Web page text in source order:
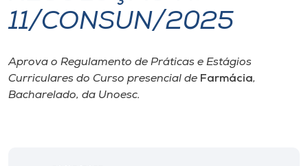
I.nova
Diplomados
11/CONSUN/2025
Aprova o Regulamento de Práticas e Estágios
Curriculares do Curso presencial de Farmácia,
Bacharelado, da Unoesc.